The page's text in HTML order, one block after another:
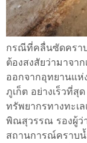
กรณีที่คลื่นซัดครา
ต้องสงสัยว่ามาจา
ออกจากอุทยานแห่
ภูเก็ต อย่างเร็วที่
ทรัพยากรทางทะเ
พิณสุวรรณ รองผู้ว่
สถานการณ์คราบ